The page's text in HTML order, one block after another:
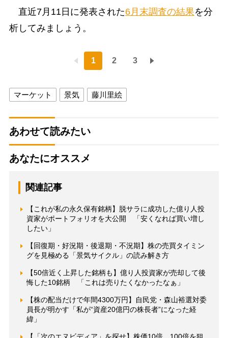
直近7月11日に発表された6月末調査の結果を分
析してみましょう。
1 2 3
マーケット 景気 藤川里絵
あわせて読みたい
あなたにオススメ
関連記事
【これが私の永久保有銘柄】脱サラに成功した億り人投
資家がポートフォリオを大公開 「安くなれば買い増し
したい」
【回復期・好況期・後退期・不況期】株の売買タイミン
グを見極める「景気サイクル」の読み解き方
【50倍近く上昇した銘柄も】億り人投資家が売却して後
悔した10銘柄 「これは売りたくなかったなぁ」
【株の配当だけで年間4300万円】自民党・森山裕選対委
員長が明かす「私が“資産20億円の株長者”になった経
緯」